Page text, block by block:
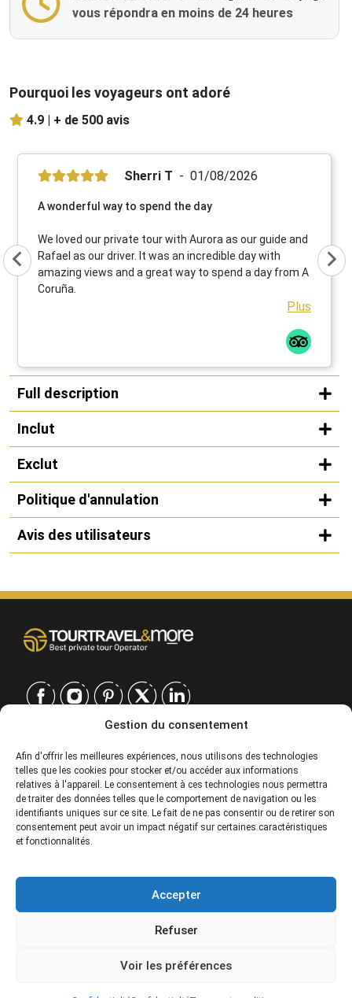
Gestion du consentement
Afin d'offrir les meilleures expériences, nous utilisons des technologies
telles que les cookies pour stocker et/ou accéder aux informations
relatives à l'appareil. Le consentement à ces technologies nous permettra
de traiter des données telles que le comportement de navigation ou les
identifiants uniques sur ce site. Le fait de ne pas consentir ou de retirer son
consentement peut avoir un impact négatif sur certaines caractéristiques
et fonctionnalités.
Accepter
Refuser
Voir les préférences
vous répondra en moins de 24 heures
Pourquoi les voyageurs ont adoré
4.9 | + de 500 avis
Sherri T 01/08/2026
A wonderful way to spend the day
We loved our private tour with Aurora as our guide and
Rafael as our driver. It was an incredible day with
amazing views and a great way to spend a day from A
Coruña.
Plus
Full description
Inclut
Exclut
Politique d'annulation
Avis des utilisateurs
SERVICES
SOCIÉTÉ
EUROPE
USA |
EUROPE
USA